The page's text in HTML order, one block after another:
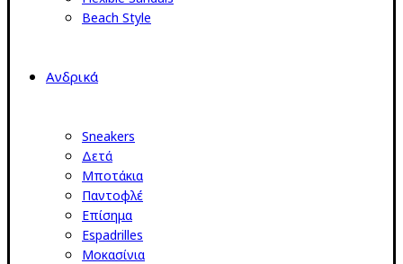
Beach Style
Ανδρικά
Sneakers
Δετά
Μποτάκια
Παντοφλέ
Επίσημα
Espadrilles
Μοκασίνια